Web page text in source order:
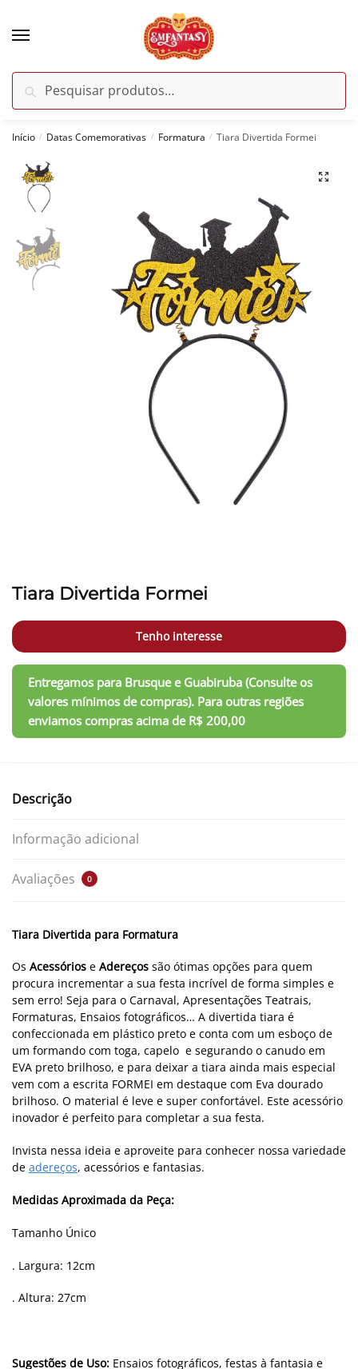
por:
Pesquisar
Início / Datas Comemorativas / Formatura / Tiara Divertida Formei
Tiara Divertida Formei
Tenho interesse
Descrição
Informação adicional
Avaliações 0
Tiara Divertida para Formatura
Os Acessórios e Adereços são ótimas opções para quem
procura incrementar a sua festa incrível de forma simples e
sem erro! Seja para o Carnaval, Apresentações Teatrais,
Formaturas, Ensaios fotográficos… A divertida tiara é
confeccionada em plástico preto e conta com um esboço de
um formando com toga, capelo e segurando o canudo em
EVA preto brilhoso, e para deixar a tiara ainda mais especial
vem com a escrita FORMEI em destaque com Eva dourado
brilhoso. O material é leve e super confortável. Este acessório
inovador é perfeito para completar a sua festa.
Invista nessa ideia e aproveite para conhecer nossa variedade
de adereços, acessórios e fantasias.
Medidas Aproximada da Peça:
Tamanho Único
. Largura: 12cm
. Altura: 27cm
Sugestões de Uso: Ensaios fotográficos, festas à fantasia e